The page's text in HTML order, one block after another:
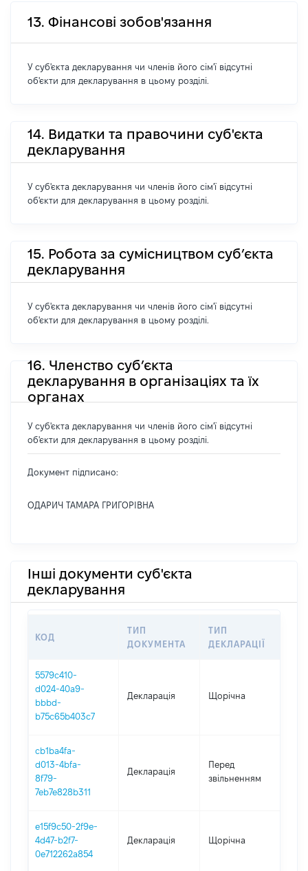
13. Фінансові зобов'язання
У суб'єкта декларування чи членів його сім'ї відсутні
об'єкти для декларування в цьому розділі.
14. Видатки та правочини суб'єкта
декларування
У суб'єкта декларування чи членів його сім'ї відсутні
об'єкти для декларування в цьому розділі.
15. Робота за сумісництвом суб’єкта
декларування
У суб'єкта декларування чи членів його сім'ї відсутні
об'єкти для декларування в цьому розділі.
16. Членство суб’єкта
декларування в організаціях та їх
органах
У суб'єкта декларування чи членів його сім'ї відсутні
об'єкти для декларування в цьому розділі.
Документ підписано:
ОДАРИЧ ТАМАРА ГРИГОРІВНА
Інші документи суб'єкта
декларування
КОД
ТИП
ДОКУМЕНТА
ТИП
ДЕКЛАРАЦІЇ
5579c410-
d024-40a9-
bbbd-
b75c65b403c7
Декларація Щорічна
cb1ba4fa-
d013-4bfa-
8f79-
7eb7e828b311
Декларація
Перед
звільненням
e15f9c50-2f9e-
4d47-b2f7-
0e712262a854
Декларація Щорічна